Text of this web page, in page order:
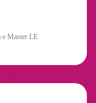
e Master LE